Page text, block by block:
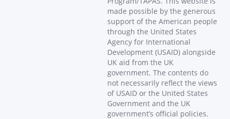
made possible by the generous
support of the American people
through the United States
Agency for International
Development (USAID) alongside
UK aid from the UK
government. The contents do
not necessarily reflect the views
of USAID or the United States
Government and the UK
government’s official policies.